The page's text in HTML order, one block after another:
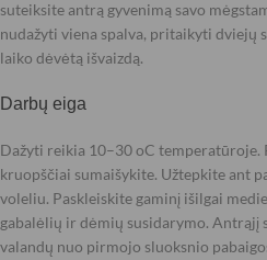
suteiksite antrą gyvenimą savo
nudažyti viena spalva, pritaikyti dviejų
laiko dėvėtą išvaizdą.
Darbų eiga
Dažyti reikia 10–30 oC temperatūroje.
kruopščiai sumaišykite. Užtepkite ant
voleliu. Paskleiskite gaminį išilgai
gabalėlių ir dėmių susidarymo. Antrąjį
valandų nuo pirmojo sluoksnio